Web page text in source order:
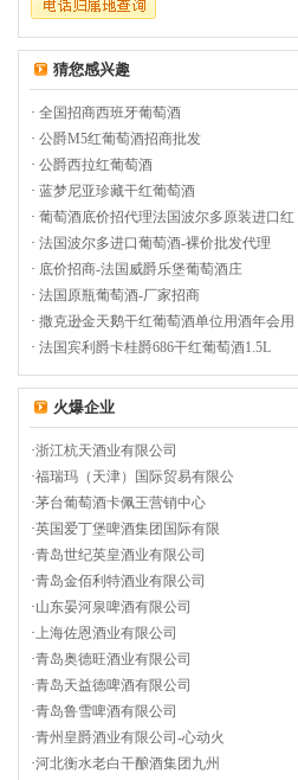
猜您感兴趣
· 全国招商西班牙葡萄酒
· 公爵M5红葡萄酒招商批发
· 公爵西拉红葡萄酒
· 蓝梦尼亚珍藏干红葡萄酒
· 葡萄酒底价招代理法国波尔多原装进口红
· 法国波尔多进口葡萄酒-裸价批发代理
· 底价招商-法国威爵乐堡葡萄酒庄
· 法国原瓶葡萄酒-厂家招商
· 撒克逊金天鹅干红葡萄酒单位用酒年会用
· 法国宾利爵卡桂爵686干红葡萄酒1.5L
火爆企业
·浙江杭天酒业有限公司
·福瑞玛（天津）国际贸易有限公
·茅台葡萄酒卡佩王营销中心
·英国爱丁堡啤酒集团国际有限
·青岛世纪英皇酒业有限公司
·青岛金佰利特酒业有限公司
·山东晏河泉啤酒有限公司
·上海佐恩酒业有限公司
·青岛奥德旺酒业有限公司
·青岛天益德啤酒有限公司
·青岛鲁雪啤酒有限公司
·青州皇爵酒业有限公司-心动火
·河北衡水老白干酿酒集团九州